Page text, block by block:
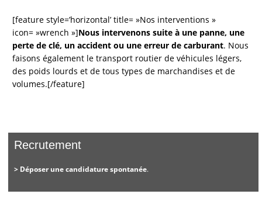
[feature style=’horizontal’ title= »Nos interventions »
icon= »wrench »]Nous intervenons suite à une panne, une
perte de clé, un accident ou une erreur de carburant. Nous
faisons également le transport routier de véhicules légers,
des poids lourds et de tous types de marchandises et de
volumes.[/feature]
Recrutement
> Déposer une candidature spontanée.